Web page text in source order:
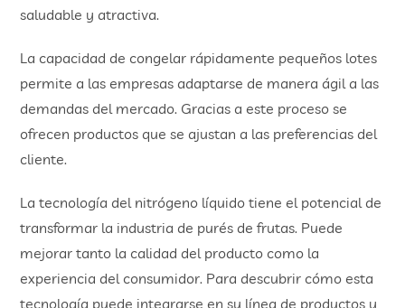
saludable y atractiva.
La capacidad de congelar rápidamente pequeños lotes
permite a las empresas adaptarse de manera ágil a las
demandas del mercado. Gracias a este proceso se
ofrecen productos que se ajustan a las preferencias del
cliente.
La tecnología del nitrógeno líquido tiene el potencial de
transformar la industria de purés de frutas. Puede
mejorar tanto la calidad del producto como la
experiencia del consumidor. Para descubrir cómo esta
tecnología puede integrarse en su línea de productos y